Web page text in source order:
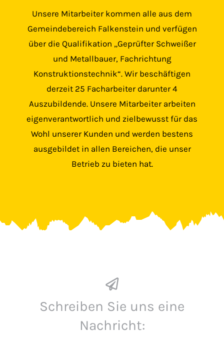
Unsere Mitarbeiter kommen alle aus dem
Gemeindebereich Falkenstein und verfügen
über die Qualifikation „Geprüfter Schweißer
und Metallbauer, Fachrichtung
Konstruktionstechnik“. Wir beschäftigen
derzeit 25 Facharbeiter darunter 4
Auszubildende. Unsere Mitarbeiter arbeiten
eigenverantwortlich und zielbewusst für das
Wohl unserer Kunden und werden bestens
ausgebildet in allen Bereichen, die unser
Betrieb zu bieten hat.
Schreiben Sie uns eine
Nachricht: